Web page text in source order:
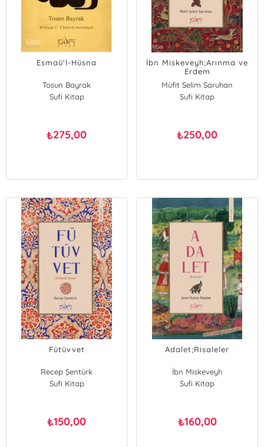
Esmaü'l-Hüsna
Tosun Bayrak
Sufi Kitap
₺275,00
İbn Miskeveyh;Arınma ve
Erdem
Müfit Selim Saruhan
Sufi Kitap
₺250,00
Fütüvvet
Recep Şentürk
Sufi Kitap
₺150,00
Adalet;Risaleler
İbn Miskeveyh
Sufi Kitap
₺160,00